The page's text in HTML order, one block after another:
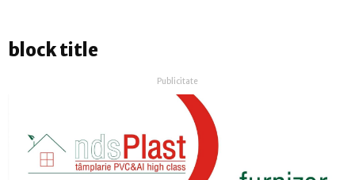
block title
Publicitate